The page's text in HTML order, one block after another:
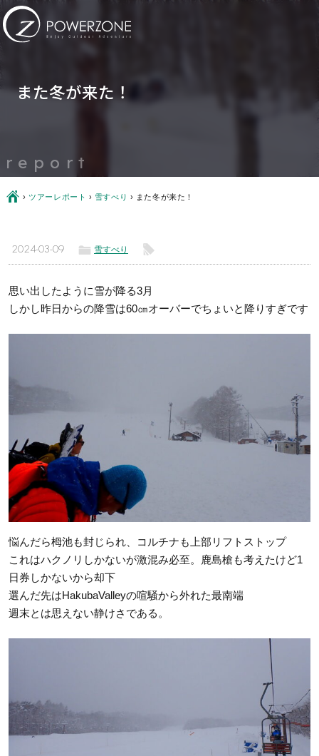
report
また冬が来た！
Ç ›ツアーレポート › 雪すべり › また冬が来た！
2024-03-09 ë 雪すべり l
思い出したように雪が降る3月
しかし昨日からの降雪は60㎝オーバーでちょいと降りすぎです
悩んだら栂池も封じられ、コルチナも上部リフトストップ
これはハクノリしかないが激混み必至。鹿島槍も考えたけど1
日券しかないから却下
選んだ先はHakubaValleyの喧騒から外れた最南端
週末とは思えない静けさである。